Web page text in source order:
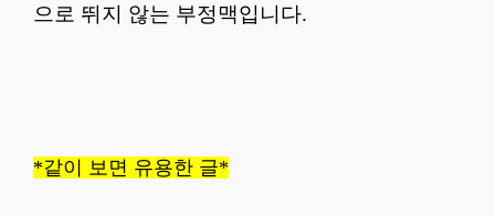
으로 뛰지 않는 부정맥입니다.
*같이 보면 유용한 글*